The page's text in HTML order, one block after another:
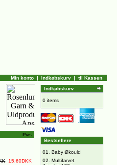
Min konto | Indkøbskurv | til Kassen
Pris
15,60DKK
Indkøbskurv
0 items
Bestsellere
01. Baby Økould
02. Multifarvet